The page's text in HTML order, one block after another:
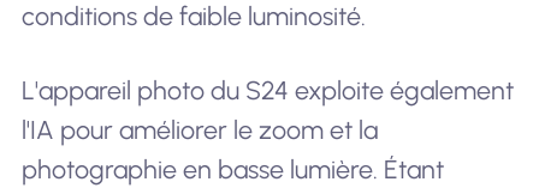
conditions de faible luminosité.
L'appareil photo du S24 exploite également
l'IA pour améliorer le zoom et la
photographie en basse lumière. Étant